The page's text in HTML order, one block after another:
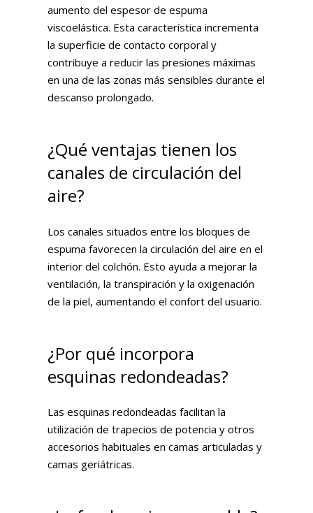
aumento del espesor de espuma
viscoelástica. Esta característica incrementa
la superficie de contacto corporal y
contribuye a reducir las presiones máximas
en una de las zonas más sensibles durante el
descanso prolongado.
¿Qué ventajas tienen los
canales de circulación del
aire?
Los canales situados entre los bloques de
espuma favorecen la circulación del aire en el
interior del colchón. Esto ayuda a mejorar la
ventilación, la transpiración y la oxigenación
de la piel, aumentando el confort del usuario.
¿Por qué incorpora
esquinas redondeadas?
Las esquinas redondeadas facilitan la
utilización de trapecios de potencia y otros
accesorios habituales en camas articuladas y
camas geriátricas.